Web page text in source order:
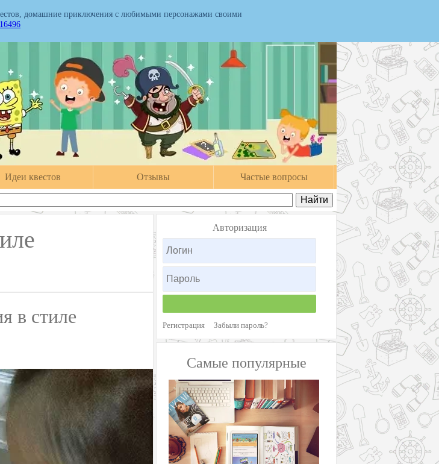
домашние приключения с любимыми персонажами своими
Идеи квестов Отзывы Частые вопросы
в стиле
Авторизация
Регистрация Забыли пароль?
Самые популярные